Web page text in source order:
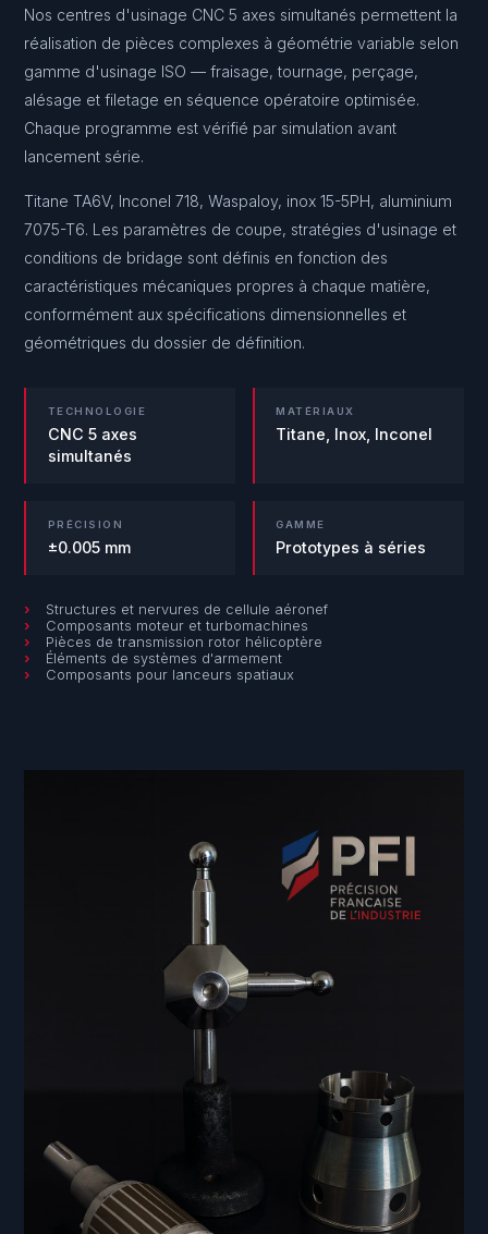
Nos centres d'usinage CNC 5 axes simultanés permettent la
réalisation de pièces complexes à géométrie variable selon
gamme d'usinage ISO — fraisage, tournage, perçage,
alésage et filetage en séquence opératoire optimisée.
Chaque programme est vérifié par simulation avant
lancement série.
Titane TA6V, Inconel 718, Waspaloy, inox 15-5PH, aluminium
7075-T6. Les paramètres de coupe, stratégies d'usinage et
conditions de bridage sont définis en fonction des
caractéristiques mécaniques propres à chaque matière,
conformément aux spécifications dimensionnelles et
géométriques du dossier de définition.
TECHNOLOGIE
CNC 5 axes
simultanés
MATÉRIAUX
Titane, Inox, Inconel
PRÉCISION
±0.005 mm
GAMME
Prototypes à séries
Structures et nervures de cellule aéronef
Composants moteur et turbomachines
Pièces de transmission rotor hélicoptère
Éléments de systèmes d'armement
Composants pour lanceurs spatiaux